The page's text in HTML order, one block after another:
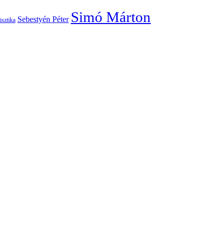
Sebestyén Péter Simó Márton